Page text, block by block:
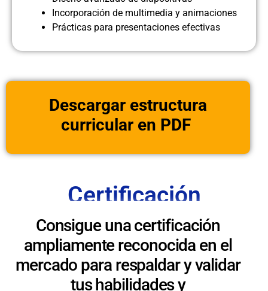
Incorporación de multimedia y animaciones
Prácticas para presentaciones efectivas
Descargar estructura
curricular en PDF
Certificación
Consigue una certificación
ampliamente reconocida en el
mercado para respaldar y validar
tus habilidades y